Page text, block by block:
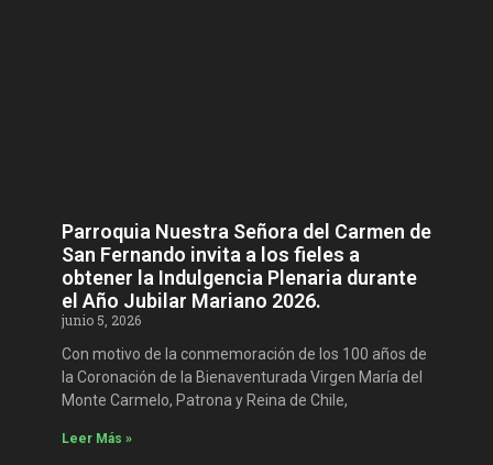
Parroquia Nuestra Señora del Carmen de
San Fernando invita a los fieles a
obtener la Indulgencia Plenaria durante
el Año Jubilar Mariano 2026.
junio 5, 2026
Con motivo de la conmemoración de los 100 años de
la Coronación de la Bienaventurada Virgen María del
Monte Carmelo, Patrona y Reina de Chile,
Leer Más »